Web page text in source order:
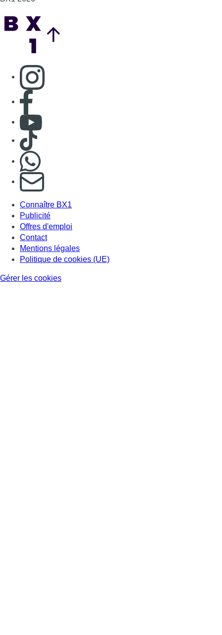
Consulter page Instagram
Consulter page Facebook
Consulter Youtube
Consulter TikTok
S'abonner à notre newsletter
Connaître BX1
Publicité
Offres d'emploi
Contact
Mentions légales
Politique de cookies (UE)
Gérer les cookies